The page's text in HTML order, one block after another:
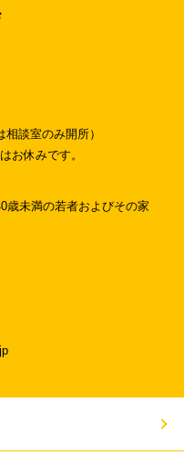
相談室のみ開所）
お休みです。
歳未満の若者およびその家